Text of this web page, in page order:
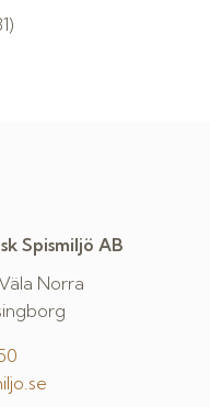
Spismiljö AB
Norra